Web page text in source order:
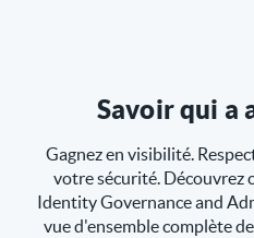
Savoir qui a
Gagnez en visibilité.
votre sécurité. Découvrez
Identity Governance and
vue d'ensemble complète